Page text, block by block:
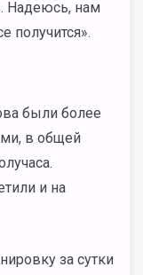
Надеюсь, нам
получится».
были более
в общей
и на
за сутки